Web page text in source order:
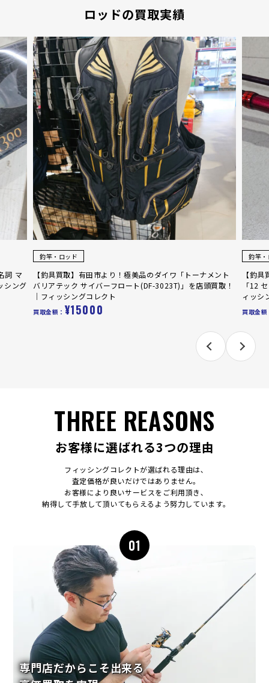
ロッドの買取実績
詞 マ
シング
釣竿・ロッド
【釣具買取】有田市より！極美品のダイワ「トーナメント
バリアテック サイバーフロート(DF-3023T)」を店頭買取！
｜フィッシングコレクト
買取金額： ¥15000
釣竿
【釣
「12
ィッシ
買取金額
THREE REASONS
お客様に選ばれる3つの理由
フィッシングコレクトが選ばれる理由は､
査定価格が良いだけではありません｡
お客様により良いサービスをご利用頂き､
納得して手放して頂いてもらえるよう努力しています｡
01
専門店だからこそ出来る